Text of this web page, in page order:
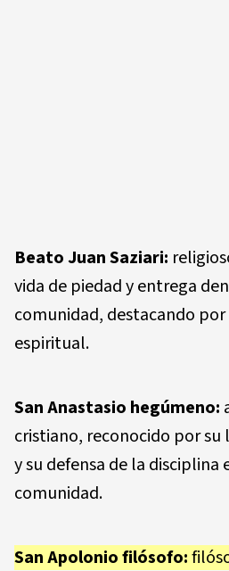
Beato Juan Saziari:
vida de piedad y entrega
comunidad, destacando
espiritual.
San Anastasio hegúmeno:
cristiano, reconocido por
y su defensa de la disciplina
comunidad.
San Apolonio filósofo: